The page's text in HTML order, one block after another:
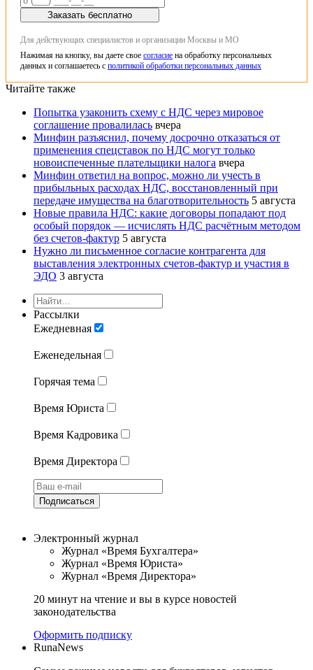
Заказать бесплатно
Для действующих специалистов и организации Москвы и МО
Нажимая на кнопку, вы даете свое согласие на обработку персональных
данных и соглашаетесь с политикой обработки персональных данных
Читайте также
Попытка узаконить схему с НДС через мировое
соглашение провалилась вчера
Минфин разъяснил, почему досрочно отказаться от
применения спецставок по НДС могут только
новоиспеченные плательщики налога вчера
Минфин ответил на вопрос, можно ли учесть в
прибыльных расходах НДС, восстановленный при
передаче имущества на благотворительность 5 августа
Новые правила НДС: какие договоры попадают под
особый порядок — исчислять НДС расчётным методом
без счетов-фактур 5 августа
Нужно ли письменное согласие контрагента для
выставления электронных счетов-фактур и участия в
ЭДО 3 августа
Рассылки
Ежедневная
Еженедельная
Горячая тема
Время Юриста
Время Кадровика
Время Директора
Подписаться
Электронный журнал
Журнал «Время Бухгалтера»
Журнал «Время Юриста»
Журнал «Время Директора»
20 минут на чтение и вы в курсе новостей
законодательства
Оформить подписку
RunaNews